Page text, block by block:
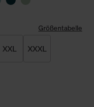
Größentabelle
XXL XXXL